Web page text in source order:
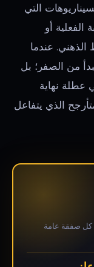
التي
أو
عندما
من الصفر؛ بل
عطلة نهاية
الذي يتفاعل
كل صفقة عامة